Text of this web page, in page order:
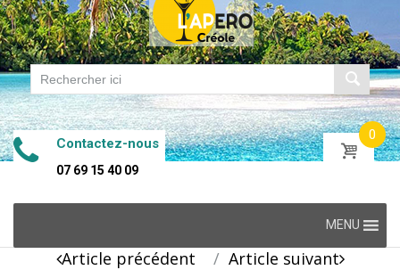
Contactez-nous
07 69 15 40 09
0
MENU
Article précédent Article suivant